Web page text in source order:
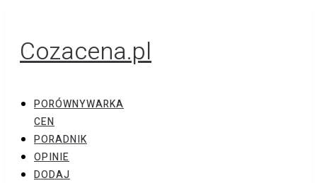
Cozacena.pl
PORÓWNYWARKA
CEN
PORADNIK
OPINIE
DODAJ